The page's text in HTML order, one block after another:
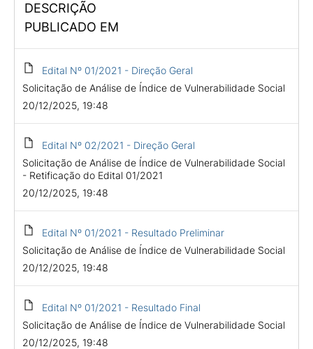
DESCRIÇÃO
PUBLICADO EM
Edital Nº 01/2021 - Direção Geral
Solicitação de Análise de Índice de Vulnerabilidade Social
20/12/2025, 19:48
Edital Nº 02/2021 - Direção Geral
Solicitação de Análise de Índice de Vulnerabilidade Social
- Retificação do Edital 01/2021
20/12/2025, 19:48
Edital Nº 01/2021 - Resultado Preliminar
Solicitação de Análise de Índice de Vulnerabilidade Social
20/12/2025, 19:48
Edital Nº 01/2021 - Resultado Final
Solicitação de Análise de Índice de Vulnerabilidade Social
20/12/2025, 19:48